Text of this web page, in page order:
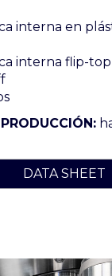
interna en
interna flip-top
DATA SHEET